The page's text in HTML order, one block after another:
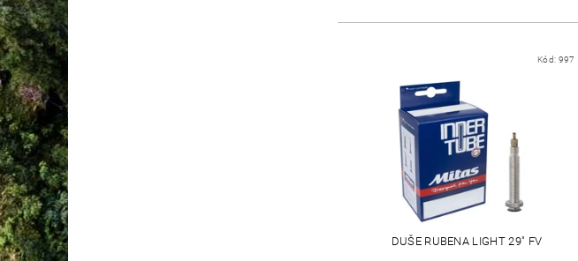
Kód: 997
DUŠE RUBENA LIGHT 29" FV